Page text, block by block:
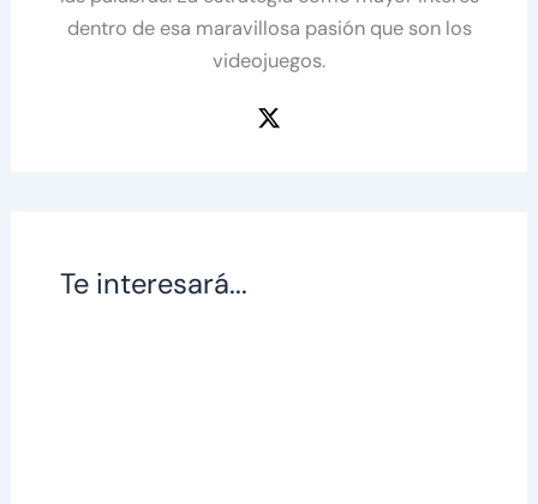
dentro de esa maravillosa pasión que son los
videojuegos.
Te interesará...